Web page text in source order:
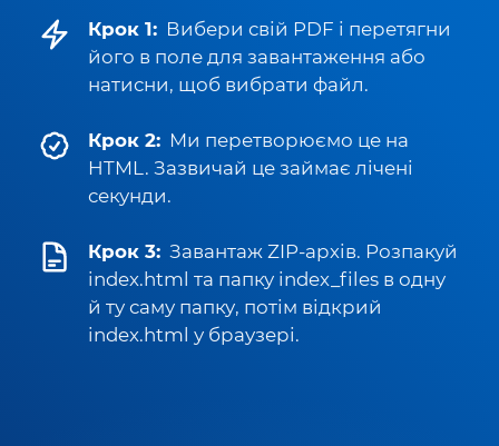
Крок 1: Вибери свій PDF і перетягни
його в поле для завантаження або
натисни, щоб вибрати файл.
Крок 2: Ми перетворюємо це на
HTML. Зазвичай це займає лічені
секунди.
Крок 3: Завантаж ZIP-архів. Розпакуй
index.html та папку index_files в одну
й ту саму папку, потім відкрий
index.html у браузері.